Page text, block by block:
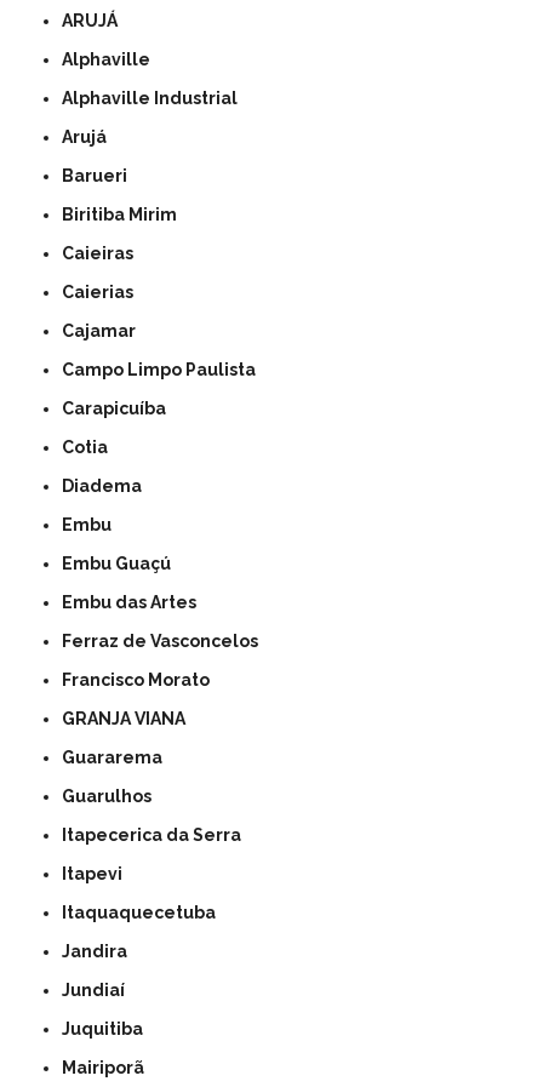
ARUJÁ
Alphaville
Alphaville Industrial
Arujá
Barueri
Biritiba Mirim
Caieiras
Caierias
Cajamar
Campo Limpo Paulista
Carapicuíba
Cotia
Diadema
Embu
Embu Guaçú
Embu das Artes
Ferraz de Vasconcelos
Francisco Morato
GRANJA VIANA
Guararema
Guarulhos
Itapecerica da Serra
Itapevi
Itaquaquecetuba
Jandira
Jundiaí
Juquitiba
Mairiporã